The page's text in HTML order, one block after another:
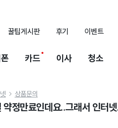
꿀팁게시판 후기 이벤트
카드 이사 청소
 상품문의
약정만료인데요..그래서 인터